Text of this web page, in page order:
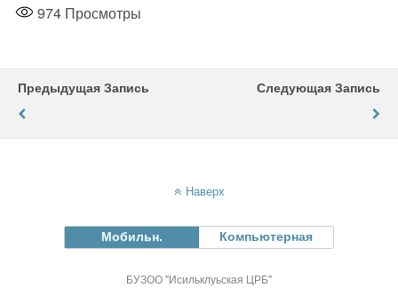
974 Просмотры
Предыдущая Запись Следующая Запись
Наверх
Мобильн. Компьютерная
БУЗОО "Исильклуьская ЦРБ"